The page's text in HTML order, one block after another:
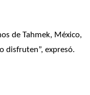
de Tahmek, México,
disfruten”, expresó.